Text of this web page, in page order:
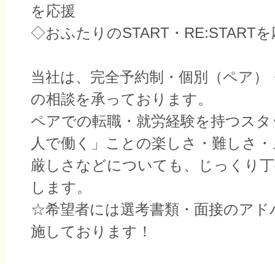
を応援
◇おふたりのSTART・RE:STARTを
当社は、完全予約制・個別（ペア）
の相談を承っております。
ペアでの転職・就労経験を持つス
人で働く」ことの楽しさ・難しさ
厳しさなどについても、じっくり
します。
☆希望者には選考書類・面接のアド
施しております！